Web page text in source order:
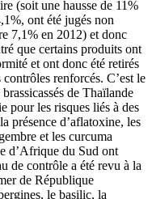
(soit une hausse de 11%
ont été jugés non
7,1% en 2012) et donc
que certains produits ont
et ont donc été retirés
renforcés. C’est le
de Thaïlande
pour les risques liés à des
présence d’aflatoxine, les
et les curcuma
d’Afrique du Sud ont
de contrôle a été revu à la
de République
le basilic, la